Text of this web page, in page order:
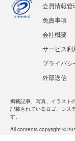
会員情報管
免責事項
会社概要
サービス利
プライバシ
外部送信
掲載記事、写真、イラスト
記載されているロゴ、シス
す。
All contents copyright ©